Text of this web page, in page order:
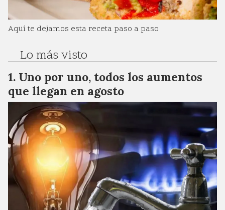
Aquí te dejamos esta receta paso a paso
Lo más visto
Uno por uno, todos los aumentos
que llegan en agosto